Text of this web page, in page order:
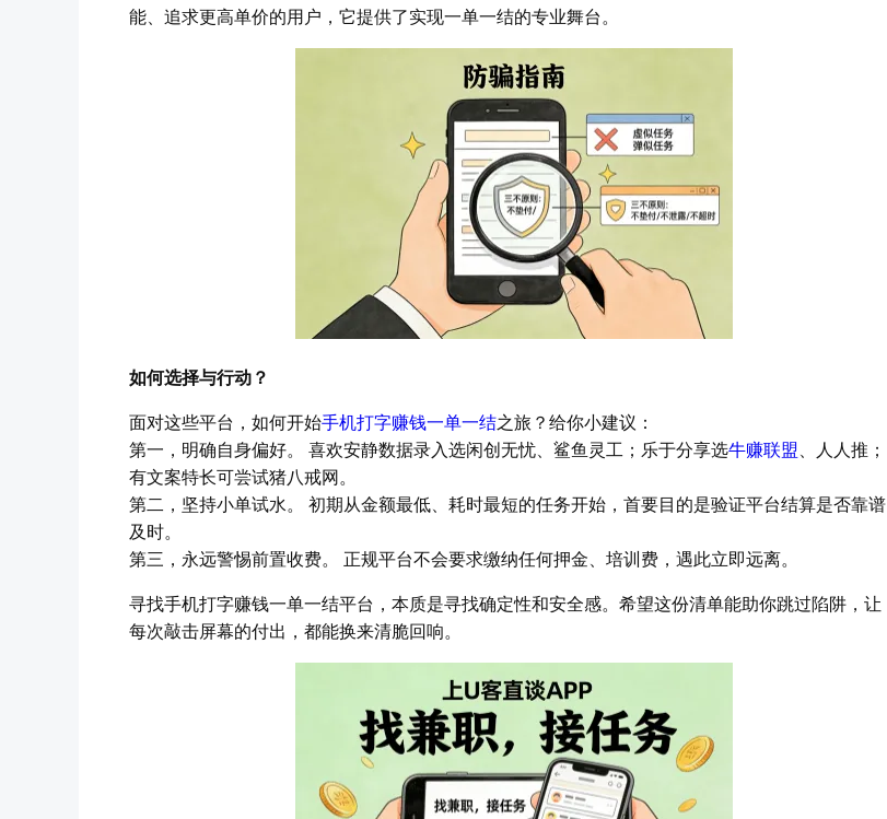
能、追求更高单价的用户，它提供了实现一单一结的专业舞台。
如何选择与行动？
面对这些平台，如何开始手机打字赚钱一单一结之旅？给你小建议：
第一，明确自身偏好。 喜欢安静数据录入选闲创无忧、鲨鱼灵工；乐于分享选牛赚联盟 、人人推；
有文案特长可尝试猪八戒网。
第二，坚持小单试水。 初期从金额最低、耗时最短的任务开始，首要目的是验证平台结算是否靠谱
及时。
第三，永远警惕前置收费。 正规平台不会要求缴纳任何押金、培训费，遇此立即远离。
寻找手机打字赚钱一单一结平台，本质是寻找确定性和安全感。希望这份清单能助你跳过陷阱，让
每次敲击屏幕的付出，都能换来清脆回响。